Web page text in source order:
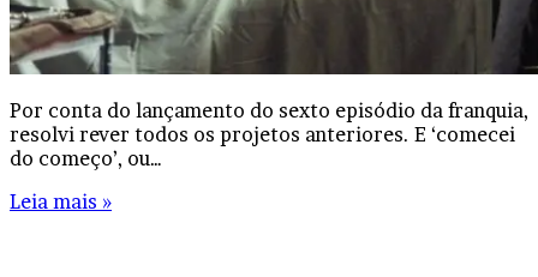
Por conta do lançamento do sexto episódio da franquia,
resolvi rever todos os projetos anteriores. E ‘comecei
do começo’, ou…
Leia mais »